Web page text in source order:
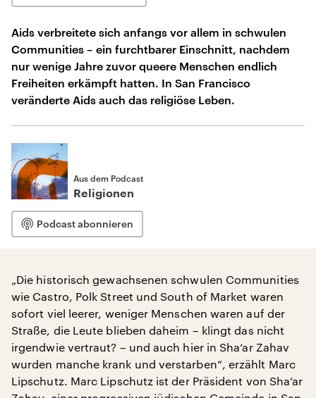
Aids verbreitete sich anfangs vor allem in schwulen
Communities – ein furchtbarer Einschnitt, nachdem
nur wenige Jahre zuvor queere Menschen endlich
Freiheiten erkämpft hatten. In San Francisco
veränderte Aids auch das religiöse Leben.
Aus dem Podcast
Religionen
Podcast abonnieren
„Die historisch gewachsenen schwulen Communities
wie Castro, Polk Street und South of Market waren
sofort viel leerer, weniger Menschen waren auf der
Straße, die Leute blieben daheim – klingt das nicht
irgendwie vertraut? – und auch hier in Sha‘ar Zahav
wurden manche krank und verstarben“, erzählt Marc
Lipschutz. Marc Lipschutz ist der Präsident von Sha‘ar